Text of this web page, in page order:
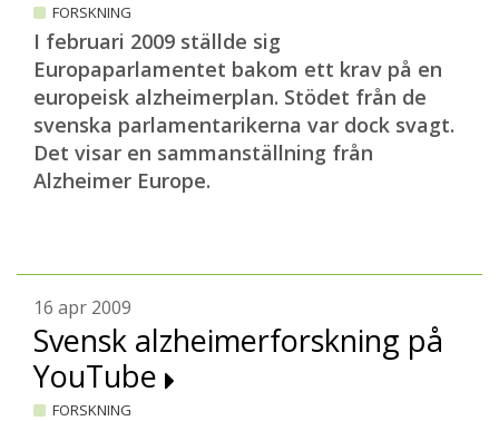
FORSKNING
I februari 2009 ställde sig
Europaparlamentet bakom ett krav på en
europeisk alzheimerplan. Stödet från de
svenska parlamentarikerna var dock svagt.
Det visar en sammanställning från
Alzheimer Europe.
16 apr 2009
Svensk alzheimerforskning på
YouTube
FORSKNING